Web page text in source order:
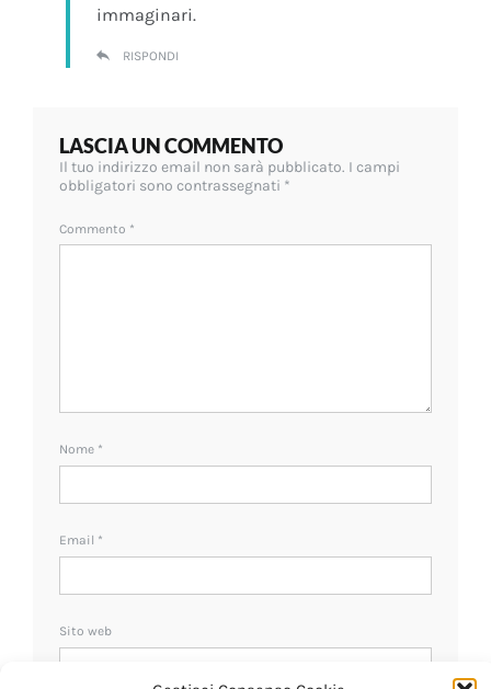
immaginari.
RISPONDI
LASCIA UN COMMENTO
Il tuo indirizzo email non sarà pubblicato. I campi
obbligatori sono contrassegnati *
Commento *
Nome *
Email *
Sito web